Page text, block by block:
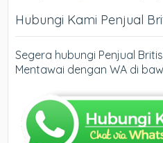
Hubungi Kami Penjual
Segera hubungi Penjual
Mentawai dengan WA di